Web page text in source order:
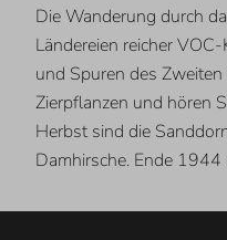
Die Wanderung durch
Ländereien reicher
und Spuren des
Zierpflanzen und hören
Herbst sind die
Damhirsche. Ende